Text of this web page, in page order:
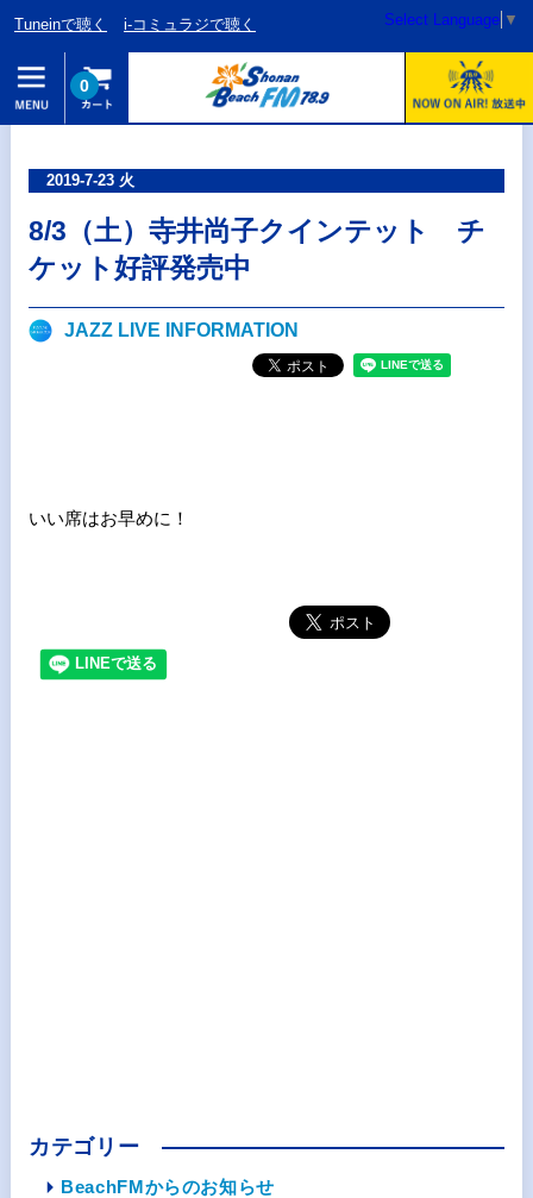
Tuneinで聴く i-コミュラジで聴く Select Language ▼
0
2019-7-23 火
8/3（土）寺井尚子クインテット チ
ケット好評発売中
JAZZ LIVE INFORMATION
いい席はお早めに！
カテゴリー
BeachFMからのお知らせ